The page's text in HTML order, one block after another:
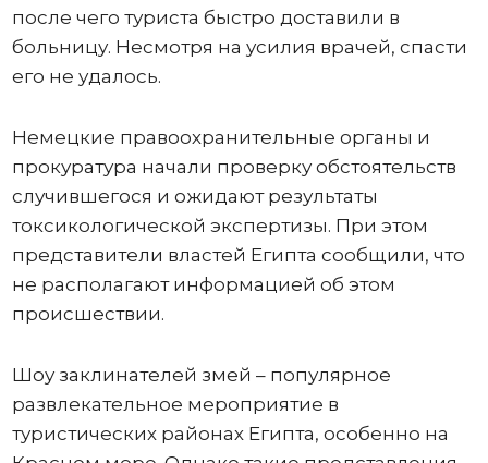
после чего туриста быстро доставили в
больницу. Несмотря на усилия врачей, спасти
его не удалось.
Немецкие правоохранительные органы и
прокуратура начали проверку обстоятельств
случившегося и ожидают результаты
токсикологической экспертизы. При этом
представители властей Египта сообщили, что
не располагают информацией об этом
происшествии.
Шоу заклинателей змей – популярное
развлекательное мероприятие в
туристических районах Египта, особенно на